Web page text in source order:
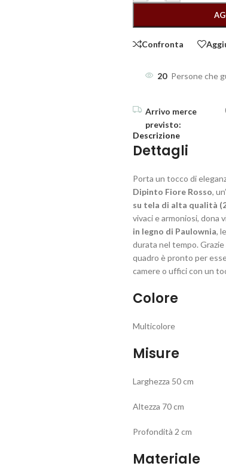
Confronta
20 Persone che
Descrizione
Dettagli
Porta un tocco di
Dipinto Fiore Rosso,
su tela di alta qualità
vivaci e armoniosi, dona
in legno di Paulownia,
durata nel tempo. Grazie
quadro è pronto per
camere o uffici con un
Colore
Multicolore
Misure
Larghezza 50 cm
Altezza 70 cm
Profondità 2 cm
Materiale